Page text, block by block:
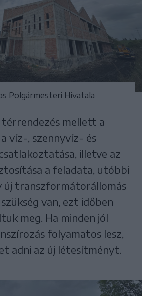
Polgármesteri Hivatala
térrendezés mellett a
víz-, szennyvíz- és
illetve az
a feladata, utóbbi
új transzformátorállomás
van, ezt időben
meg. Ha minden jól
folyamatos lesz,
adni az új létesítményt.